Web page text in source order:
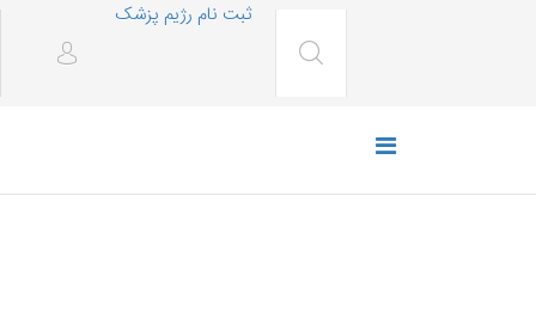
ثبت نام رژیم پزشک